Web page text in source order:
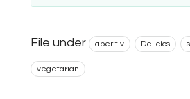
File under aperitiv Delicios
vegetarian